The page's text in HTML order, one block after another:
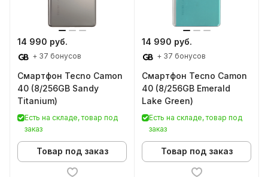
14 990 руб.
+ 37 бонусов
Смартфон Tecno Camon
40 (8/256GB Sandy
Titanium)
Есть на складе, товар под
заказ
Товар под заказ
14 990 руб.
+ 37 бонусов
Смартфон Tecno Camon
40 (8/256GB Emerald
Lake Green)
Есть на складе, товар под
заказ
Товар под заказ